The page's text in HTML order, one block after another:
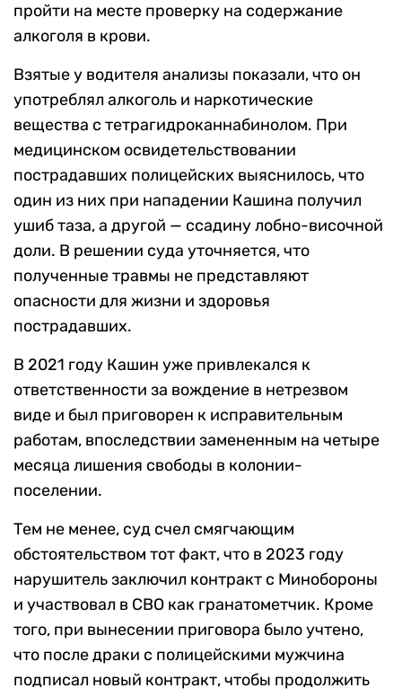
пройти на месте проверку на содержание
алкоголя в крови.
Взятые у водителя анализы показали, что он
употреблял алкоголь и наркотические
вещества с тетрагидроканнабинолом. При
медицинском освидетельствовании
пострадавших полицейских выяснилось, что
один из них при нападении Кашина получил
ушиб таза, а другой — ссадину лобно-височной
доли. В решении суда уточняется, что
полученные травмы не представляют
опасности для жизни и здоровья
пострадавших.
В 2021 году Кашин уже привлекался к
ответственности за вождение в нетрезвом
виде и был приговорен к исправительным
работам, впоследствии замененным на четыре
месяца лишения свободы в колонии-
поселении.
Тем не менее, суд счел смягчающим
обстоятельством тот факт, что в 2023 году
нарушитель заключил контракт с Минобороны
и участвовал в СВО как гранатометчик. Кроме
того, при вынесении приговора было учтено,
что после драки с полицейскими мужчина
подписал новый контракт, чтобы продолжить